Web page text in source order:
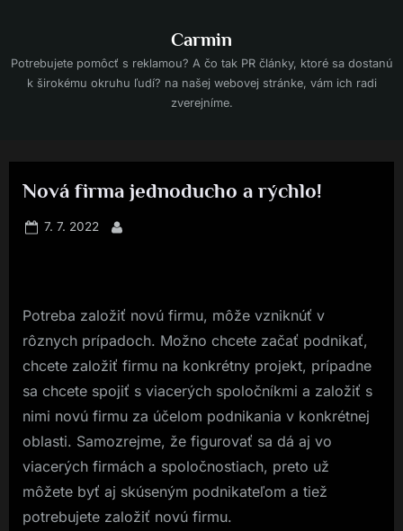
content
Carmin
Potrebujete pomôcť s reklamou? A čo tak PR články, ktoré sa dostanú
k širokému okruhu ľudí? na našej webovej stránke, vám ich radi
zverejníme.
Nová firma jednoducho a rýchlo!
Posted
7. 7. 2022
Potreba založiť novú firmu, môže vzniknúť v
rôznych prípadoch. Možno chcete začať podnikať,
chcete založiť firmu na konkrétny projekt, prípadne
sa chcete spojiť s viacerých spoločníkmi a založiť s
nimi novú firmu za účelom podnikania v konkrétnej
oblasti. Samozrejme, že figurovať sa dá aj vo
viacerých firmách a spoločnostiach, preto už
môžete byť aj skúseným podnikateľom a tiež
potrebujete založiť novú firmu.